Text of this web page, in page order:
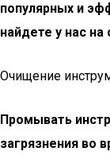
популярных и
найдете у нас на
Очищение
Промывать
загрязнения во